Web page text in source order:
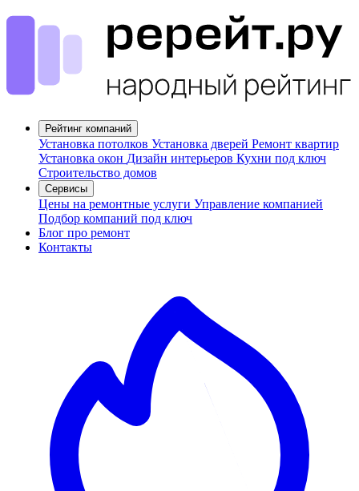
Рейтинг компаний
Установка потолков Установка дверей Ремонт квартир
Установка окон Дизайн интерьеров Кухни под ключ
Строительство домов
Сервисы
Цены на ремонтные услуги Управление компанией
Подбор компаний под ключ
Блог про ремонт
Контакты